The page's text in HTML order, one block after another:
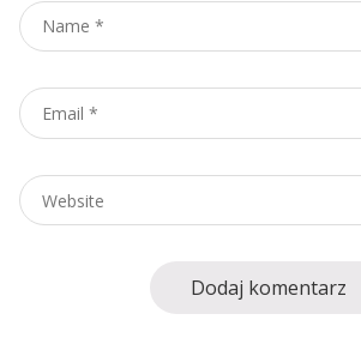
Name
Email
Website